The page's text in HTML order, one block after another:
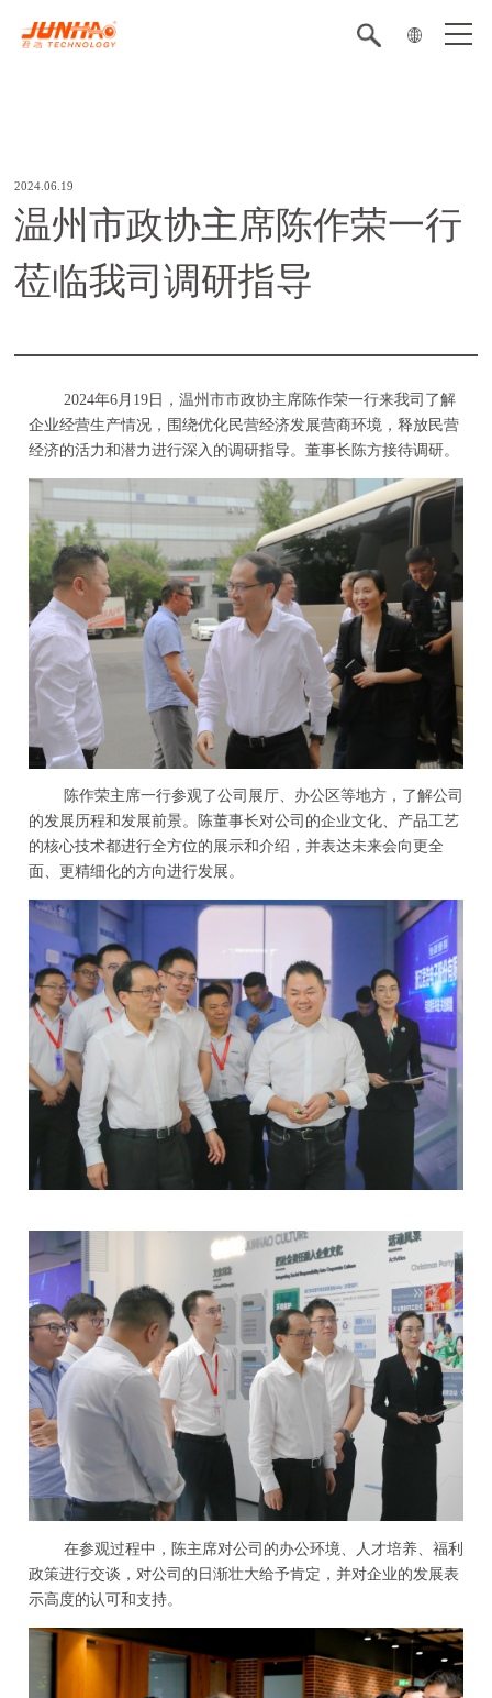
2024.06.19
温州市政协主席陈作荣一行
莅临我司调研指导
2024年6月19日，温州市市政协主席陈作荣一行来我司了解
企业经营生产情况，围绕优化民营经济发展营商环境，释放民营
经济的活力和潜力进行深入的调研指导。董事长陈方接待调研。
陈作荣主席一行参观了公司展厅、办公区等地方，了解公司
的发展历程和发展前景。陈董事长对公司的企业文化、产品工艺
的核心技术都进行全方位的展示和介绍，并表达未来会向更全
面、更精细化的方向进行发展。
在参观过程中，陈主席对公司的办公环境、人才培养、福利
政策进行交谈，对公司的日渐壮大给予肯定，并对企业的发展表
示高度的认可和支持。